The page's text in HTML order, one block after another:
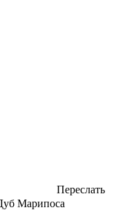
Марипоса
Переслать